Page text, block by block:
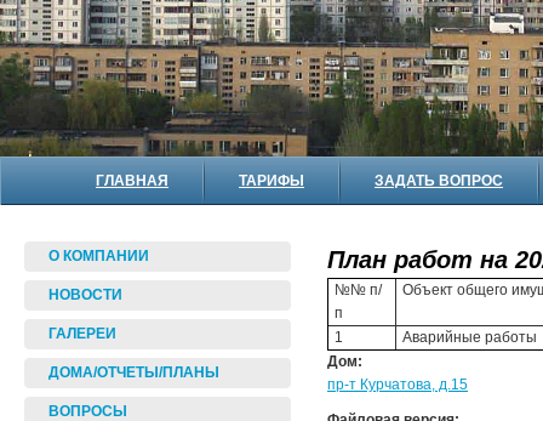
ГЛАВНАЯ ТАРИФЫ ЗАДАТЬ ВОПРОС
О КОМПАНИИ
НОВОСТИ
ГАЛЕРЕИ
ДОМА/ОТЧЕТЫ/ПЛАНЫ
ВОПРОСЫ
План работ на
№№ п/
п
Объект общего
1
Аварийные работы
Дом:
пр-т Курчатова, д.15